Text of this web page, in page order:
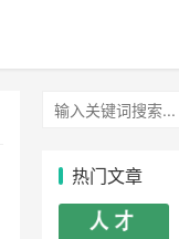
热门文章